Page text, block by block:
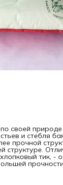
своей
и стебля
прочной
структуре.
тик,